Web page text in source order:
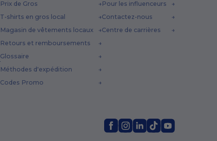
Prix de Gros
T-shirts en gros local
Magasin de vêtements locaux
Retours et remboursements
Glossaire
Méthodes d'expédition
Codes Promo
Pour les influenceurs
Contactez-nous
Centre de carrières